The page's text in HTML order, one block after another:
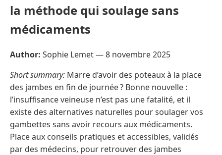
la méthode qui soulage sans
médicaments
Author: Sophie Lemet —8 novembre 2025
Short summary: Marre d’avoir des poteaux à la place
des jambes en fin de journée ? Bonne nouvelle :
l’insuffisance veineuse n’est pas une fatalité, et il
existe des alternatives naturelles pour soulager vos
gambettes sans avoir recours aux médicaments.
Place aux conseils pratiques et accessibles, validés
par des médecins, pour retrouver des jambes